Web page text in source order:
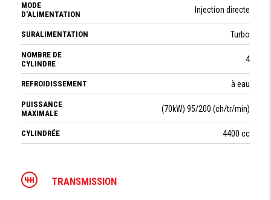
MODE
D'ALIMENTATION
Injection directe
SURALIMENTATION Turbo
NOMBRE DE
CYLINDRE
4
REFROIDISSEMENT à eau
PUISSANCE
MAXIMALE
(70kW) 95/200 (ch/tr/min)
CYLINDRÉE 4400 cc
TRANSMISSION